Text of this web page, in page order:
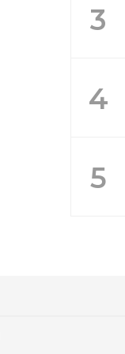
3
4
5